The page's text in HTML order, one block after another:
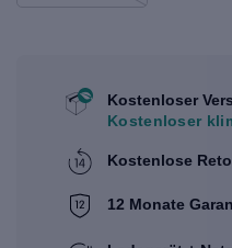
Kostenloser
Kostenloser
Kostenlose
12 Monate